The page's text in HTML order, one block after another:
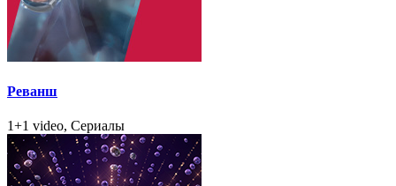
Реванш
1+1 video, Сериалы